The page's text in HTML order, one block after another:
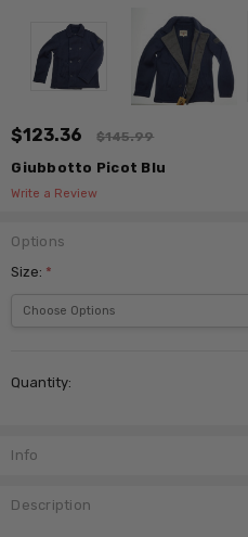
$123.36 $145.99
Giubbotto Picot Blu
Write a Review
Options
Size: *
Stock:
Quantity:
Info
Description